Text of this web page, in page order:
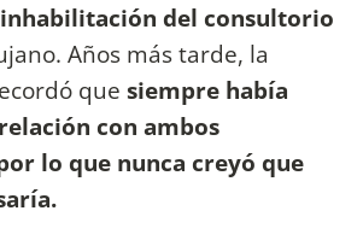
del consultorio
Años más tarde, la
que siempre había
con ambos
lo que nunca creyó que